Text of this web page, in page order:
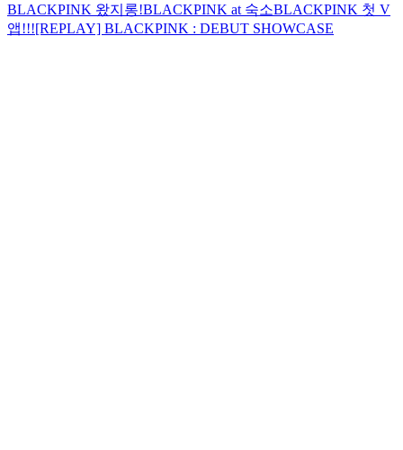
BLACKPINK 왔지롱!BLACKPINK at 숙소BLACKPINK 첫 V
앱!!![REPLAY] BLACKPINK : DEBUT SHOWCASE